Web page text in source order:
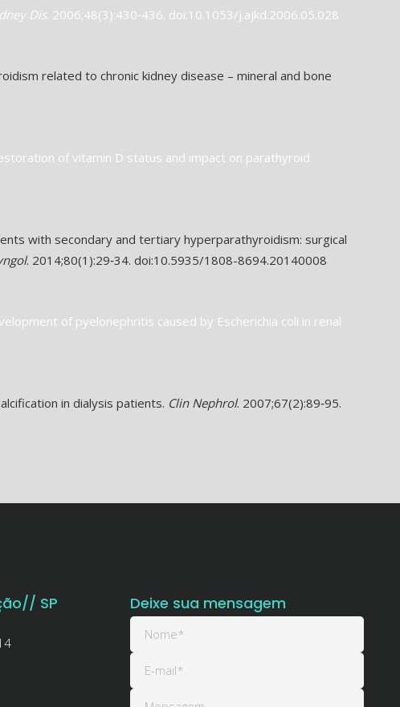
Dis. 2006;48(3):430‐436. doi:10.1053/j.ajkd.2006.05.028
related to chronic kidney disease – mineral and bone
of vitamin D status and impact on parathyroid
with secondary and tertiary hyperparathyroidism: surgical
. 2014;80(1):29‐34. doi:10.5935/1808-8694.20140008
of pyelonephritis caused by Escherichia coli in renal
in dialysis patients. Clin Nephrol. 2007;67(2):89‐95.
SP Deixe sua mensagem